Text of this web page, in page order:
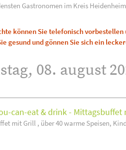
Gastronomen im Kreis
können Sie telefonisch
gesund und gönnen Sie sich ein
08. august
can-eat & drink - Mittagsbuffet
mit Grill , über 40 warme Speisen,